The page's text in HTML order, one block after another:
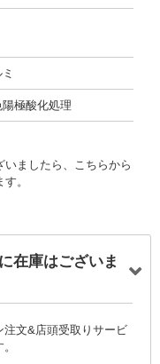
陽極酸化処理
ましたら、こちらから
。
在庫はございま
注文&店頭受取りサービ